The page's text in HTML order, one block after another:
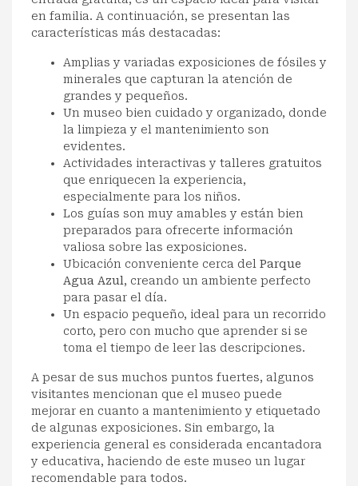
en familia. A continuación, se presentan las
características más destacadas:
Amplias y variadas exposiciones de fósiles y
minerales que capturan la atención de
grandes y pequeños.
Un museo bien cuidado y organizado, donde
la limpieza y el mantenimiento son
evidentes.
Actividades interactivas y talleres gratuitos
que enriquecen la experiencia,
especialmente para los niños.
Los guías son muy amables y están bien
preparados para ofrecerte información
valiosa sobre las exposiciones.
Ubicación conveniente cerca del Parque
Agua Azul , creando un ambiente perfecto
para pasar el día.
Un espacio pequeño, ideal para un recorrido
corto, pero con mucho que aprender si se
toma el tiempo de leer las descripciones.
A pesar de sus muchos puntos fuertes, algunos
visitantes mencionan que el museo puede
mejorar en cuanto a mantenimiento y etiquetado
de algunas exposiciones. Sin embargo, la
experiencia general es considerada encantadora
y educativa, haciendo de este museo un lugar
recomendable para todos.